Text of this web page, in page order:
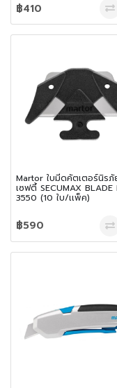
฿410
Martor ใบมีดคัตเตอร์นิรภั
เซฟตี้ SECUMAX BLADE
3550 (10 ใบ/เเพ็ค)
฿590